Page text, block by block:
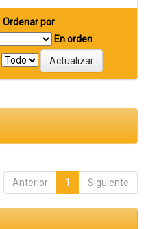
Ordenar por
En orden
Anterior 1 Siguiente